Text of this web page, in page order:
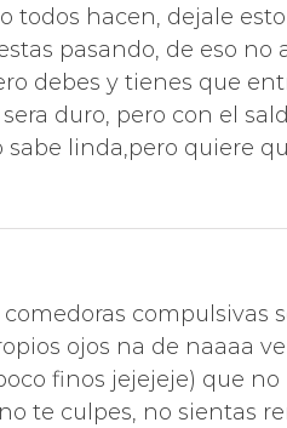
todos hacen, dejale
pasando, de eso
debes y tienes que
duro, pero con el
linda,pero quiere
ojos na de naaaa
finos jejejeje) que
te culpes, no sientas